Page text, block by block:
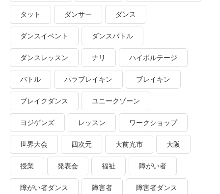
タット ダンサー ダンス
ダンスイベント ダンスバトル
ダンスレッスン ナリ ハイボルテージ
バトル パラブレイキン ブレイキン
ブレイクダンス ユニークゾーン
ヨジゲンズ レッスン ワークショップ
世界大会 四次元 大前光市 大阪
授業 発表会 福祉 障がい者
障がい者ダンス 障害者 障害者ダンス